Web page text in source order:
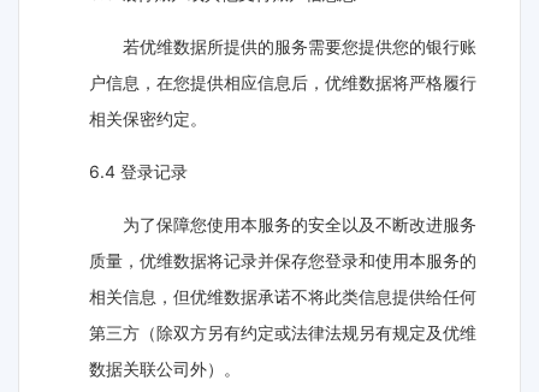
若优维数据所提供的服务需要您提供您的银行账
户信息，在您提供相应信息后，优维数据将严格履行
相关保密约定。
6.4 登录记录
为了保障您使用本服务的安全以及不断改进服务
质量，优维数据将记录并保存您登录和使用本服务的
相关信息，但优维数据承诺不将此类信息提供给任何
第三方（除双方另有约定或法律法规另有规定及优维
数据关联公司外）。